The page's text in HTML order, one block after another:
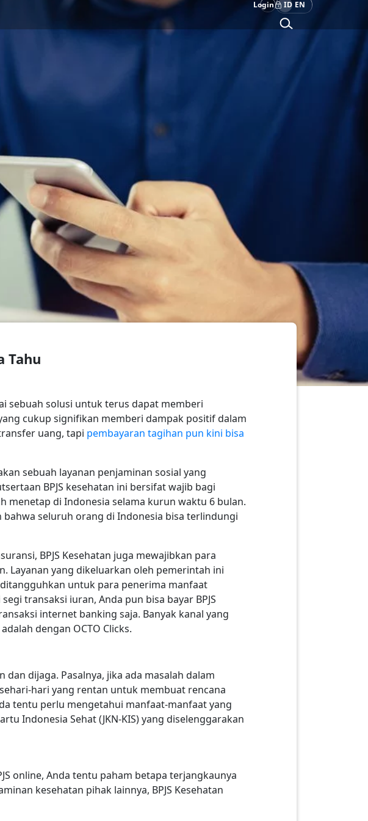
Login ID EN
Tahu
sebuah solusi untuk terus dapat memberi
cukup signifikan memberi dampak positif dalam
uang, tapi pembayaran tagihan pun kini bisa
sebuah layanan penjaminan sosial yang
BPJS kesehatan ini bersifat wajib bagi
menetap di Indonesia selama kurun waktu 6 bulan.
bahwa seluruh orang di Indonesia bisa terlindungi
BPJS Kesehatan juga mewajibkan para
Layanan yang dikeluarkan oleh pemerintah ini
untuk para penerima manfaat
transaksi iuran, Anda pun bisa bayar BPJS
internet banking saja. Banyak kanal yang
dengan OCTO Clicks.
dijaga. Pasalnya, jika ada masalah dalam
hari yang rentan untuk membuat rencana
tentu perlu mengetahui manfaat-manfaat yang
Indonesia Sehat (JKN-KIS) yang diselenggarakan
online, Anda tentu paham betapa terjangkaunya
kesehatan pihak lainnya, BPJS Kesehatan